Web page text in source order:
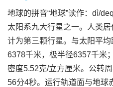
地球的拼音“地球”读作：dì/
太阳系九大行星之一。人类
计为第三颗行星。与太阳平
6378千米，极半径6357千米
密度5.52克/立方厘米。公转
56分4秒。运行轨道面与地球